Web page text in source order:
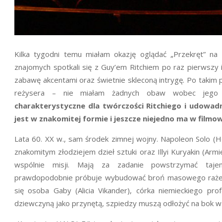
Kilka tygodni temu miałam okazję oglądać „Przekręt”
znajomych spotkali się z Guy’em Ritchiem po raz
zabawę akcentami oraz świetnie skleconą intrygę. Po
reżysera – nie miałam żadnych obaw wobec
charakterystyczne dla twórczości Ritchiego i
jest w znakomitej formie i jeszcze niejedno ma w
Lata 60. XX w., sam środek zimnej wojny. Napoleon Solo
znakomitym złodziejem dzieł sztuki oraz Illyi Kuryakin
wspólnie misji. Mają za zadanie powstrzymać
prawdopodobnie próbuje wybudować broń masowego
się osoba Gaby (Alicia Vikander), córka niemieckiego
dziewczyną jako przynętą, szpiedzy muszą odłożyć na bok